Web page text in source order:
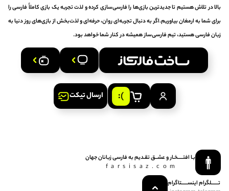
بالا در تلاش هستیم تا جدیدترین بازی‌ها را فارسی‌سازی کرده و لذت تجربه یک بازی کاملاً فارسی را
برای شما به ارمغان بیاوریم.اگر به دنبال تجربه‌ای روان، حرفه‌ای و لذت‌بخش از بازی‌های روز دنیا به
زبان فارسی هستید، تیم فارسی‌ساز همیشه در کنار شما خواهد بود.
ارسال تیکت
بـا افتـــــخـار و عشــق‌ تقـدیم‌ به‌ فارسی‌ زبانان‌ جهان
farsisaz.com
تـــــــلگراماینســــــتاگرام